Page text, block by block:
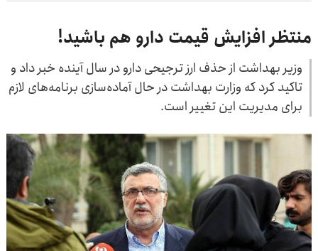
منتظر افزایش قیمت دارو هم باشید!
وزیر بهداشت از حذف ارز ترجیحی دارو در سال آینده خبر داد و
تاکید کرد که وزارت بهداشت در حال آماده‌سازی برنامه‌های لازم
برای مدیریت این تغییر است.